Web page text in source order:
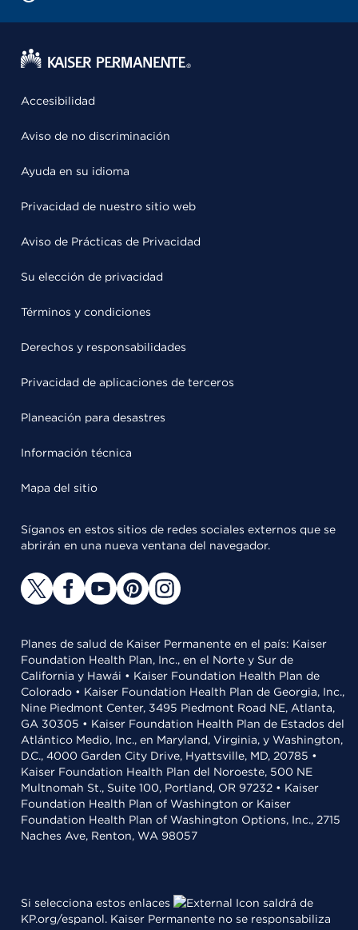
Accesibilidad
Aviso de no discriminación
Ayuda en su idioma
Privacidad de nuestro sitio web
Aviso de Prácticas de Privacidad
Su elección de privacidad
Términos y condiciones
Derechos y responsabilidades
Privacidad de aplicaciones de terceros
Planeación para desastres
Información técnica
Mapa del sitio
Síganos en estos sitios de redes sociales externos que se
abrirán en una nueva ventana del navegador.
Planes de salud de Kaiser Permanente en el país: Kaiser
Foundation Health Plan, Inc., en el Norte y Sur de
California y Hawái • Kaiser Foundation Health Plan de
Colorado • Kaiser Foundation Health Plan de Georgia, Inc.,
Nine Piedmont Center, 3495 Piedmont Road NE, Atlanta,
GA 30305 • Kaiser Foundation Health Plan de Estados del
Atlántico Medio, Inc., en Maryland, Virginia, y Washington,
D.C., 4000 Garden City Drive, Hyattsville, MD, 20785 •
Kaiser Foundation Health Plan del Noroeste, 500 NE
Multnomah St., Suite 100, Portland, OR 97232 • Kaiser
Foundation Health Plan of Washington or Kaiser
Foundation Health Plan of Washington Options, Inc., 2715
Naches Ave, Renton, WA 98057
Si selecciona estos enlaces
saldrá de
KP.org/espanol. Kaiser Permanente no se responsabiliza